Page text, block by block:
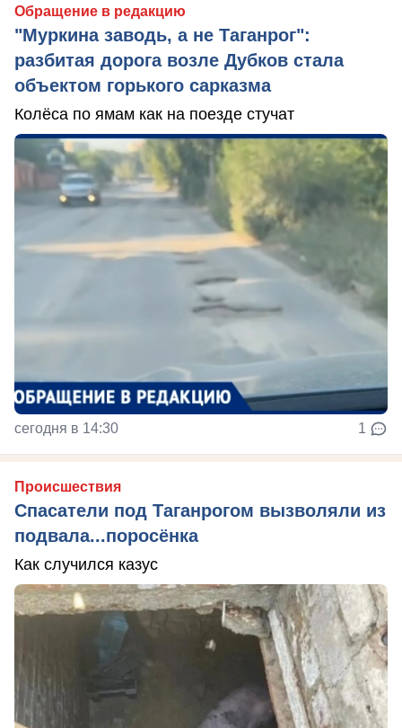
Обращение в редакцию
"Муркина заводь, а не Таганрог":
разбитая дорога возле Дубков стала
объектом горького сарказма
Колёса по ямам как на поезде стучат
сегодня в 14:30 1
Происшествия
Спасатели под Таганрогом вызволяли из
подвала...поросёнка
Как случился казус